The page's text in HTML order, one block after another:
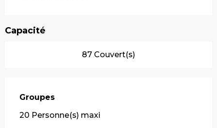
Capacité
87 Couvert(s)
Groupes
Groupes
20 Personne(s) maxi